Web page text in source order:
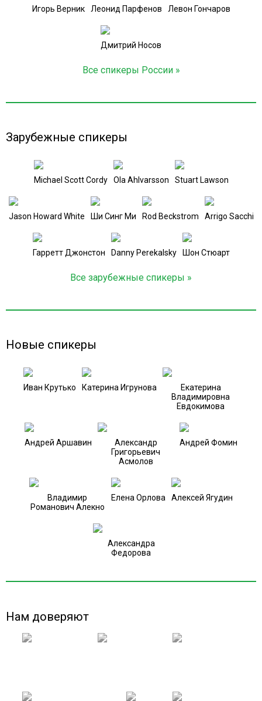
Игорь Верник Леонид Парфенов Левон Гончаров
Дмитрий Носов
Все спикеры России »
Зарубежные спикеры
Michael Scott Cordy Ola Ahlvarsson Stuart Lawson
Jason Howard White Ши Синг Ми Rod Beckstrom Arrigo Sacchi
Гарретт Джонстон Danny Perekalsky Шон Стюарт
Все зарубежные спикеры »
Новые спикеры
Иван Крутько Катерина Игрунова
Екатерина
Владимировна
Евдокимова
Андрей Аршавин
Александр
Григорьевич
Асмолов
Андрей Фомин
Владимир
Романович Алекно
Елена Орлова Алексей Ягудин
Александра
Федорова
Нам доверяют